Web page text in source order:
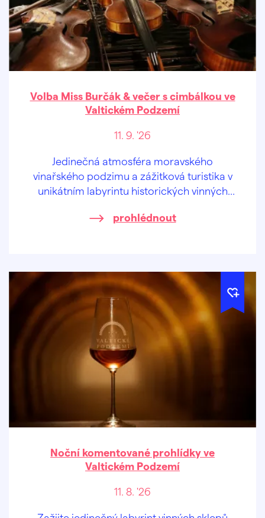
Volba Miss Burčák & večer s cimbálkou ve
Valtickém Podzemí
11. 9. '26
Jedinečná atmosféra moravského
vinařského podzimu a zážitková turistika v
unikátním labyrintu historických vinných
prohlédnout
Noční komentované prohlídky ve
Valtickém Podzemí
11. 8. '26